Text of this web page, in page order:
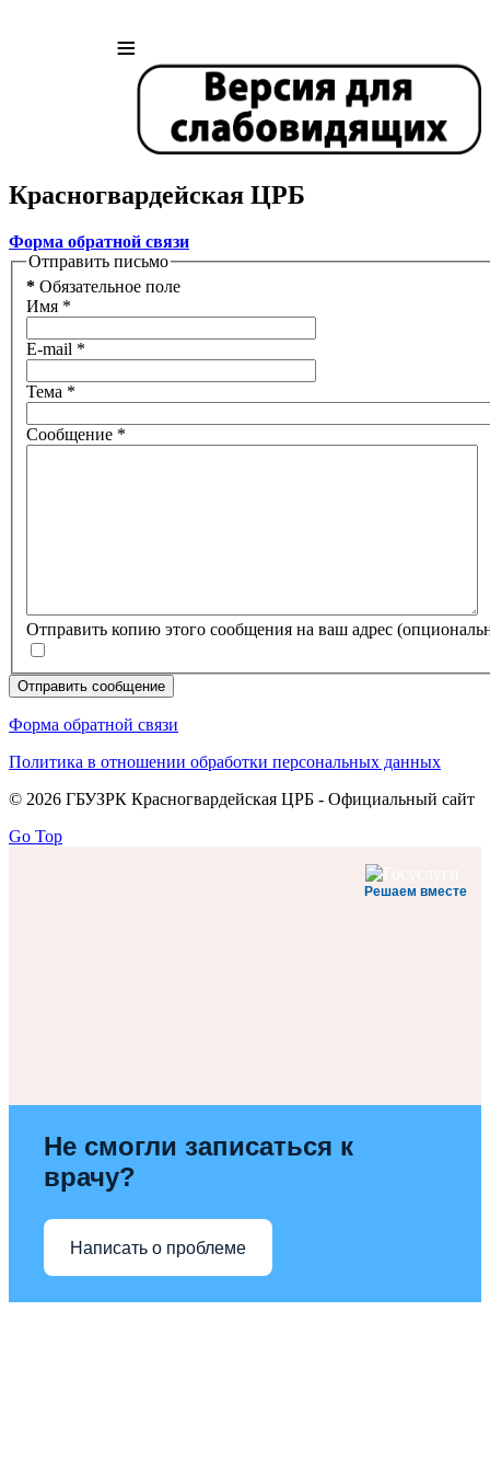
≡
Красногвардейская ЦРБ
Форма обратной связи
Отправить письмо
* Обязательное поле
Имя *
E-mail *
Тема *
Сообщение *
Отправить копию этого сообщения на ваш адрес
Отправить сообщение
Форма обратной связи
Политика в отношении обработки персональных данных
© 2026 ГБУЗРК Красногвардейская ЦРБ - Официальный сайт
Go Top
Решаем вместе
Не смогли записаться к
врачу?
Написать о проблеме